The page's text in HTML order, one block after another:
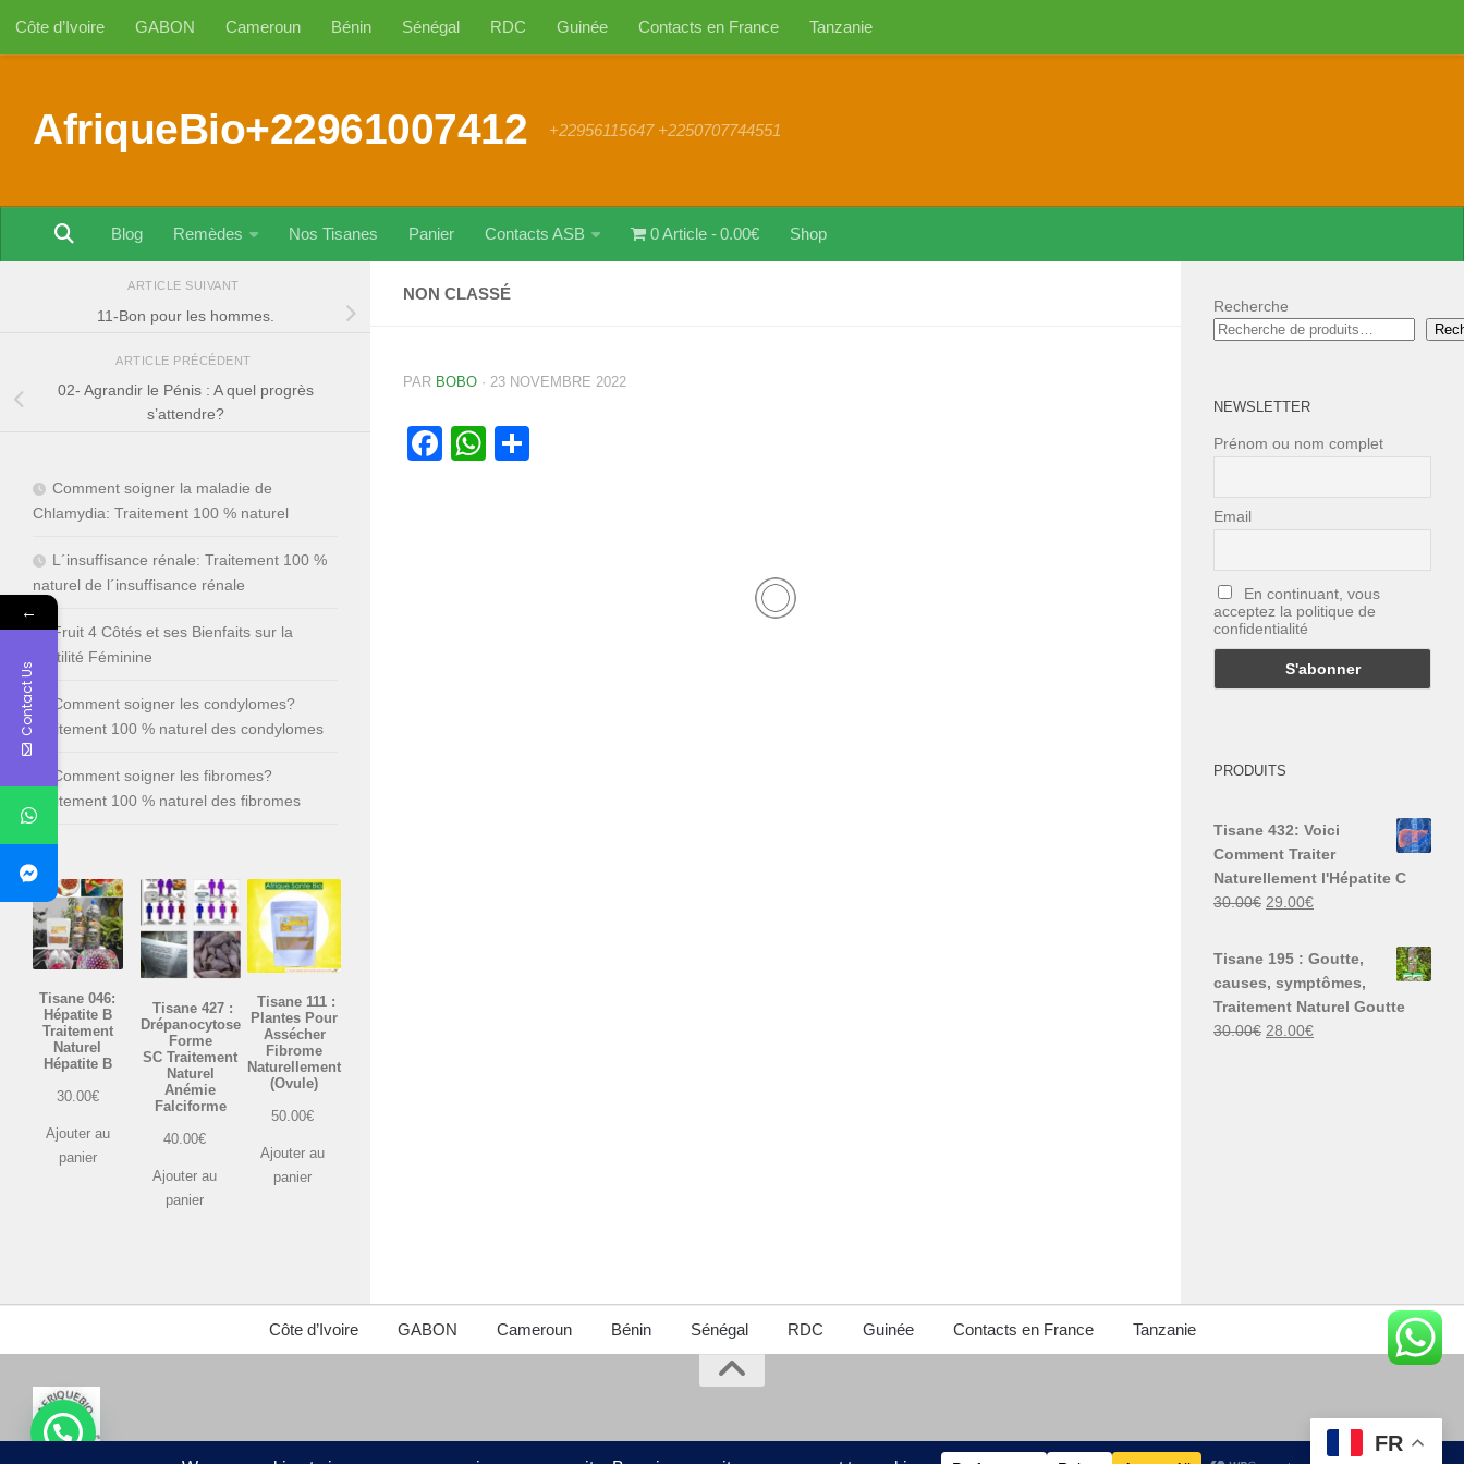
Au dessous du contenu
Côte d’Ivoire GABON Cameroun Bénin Sénégal RDC Guinée Contacts en France Tanzanie
AfriqueBio+22961007412 +22956115647 +2250707744551
Blog Remèdes Nos Tisanes Panier Contacts ASB 0 Article 0.00€ Shop
NON CLASSÉ
PAR BOBO · 23 NOVEMBRE 2022
Facebook
WhatsApp
ARTICLE SUIVANT
11-Bon pour les hommes.
ARTICLE PRÉCÉDENT
02- Agrandir le Pénis : A quel progrès
s’attendre?
Comment soigner la maladie de
Chlamydia: Traitement 100 % naturel
L´insuffisance rénale: Traitement 100 %
naturel de l´insuffisance rénale
Fruit 4 Côtés et ses Bienfaits sur la
Fertilité Féminine
Comment soigner les condylomes?
Traitement 100 % naturel des condylomes
Comment soigner les fibromes?
Traitement 100 % naturel des fibromes
Tisane 046:
Hépatite B
Traitement
Naturel
Hépatite B
30.00€
Ajouter au
panier
Tisane 427 :
Drépanocytose
Forme
SC Traitement
Naturel
Anémie
Falciforme
40.00€
Ajouter au
panier
Tisane 111 :
Plantes Pour
Assécher
Fibrome
Naturellement
(Ovule)
50.00€
Ajouter au
panier
Recherche
NEWSLETTER
Prénom ou nom complet
Email
En continuant, vous
acceptez la politique de
confidentialité
PRODUITS
Tisane 432: Voici
Comment Traiter
Naturellement l'Hépatite C
30.00€ Le
30.00€.
29.00€Le
est :
Tisane 195 : Goutte,
causes, symptômes,
Traitement Naturel Goutte
30.00€ Le
28.00€Le
Côte d’Ivoire GABON Cameroun Bénin Sénégal RDC Guinée Contacts en France Tanzanie
FR
←
Contact Us